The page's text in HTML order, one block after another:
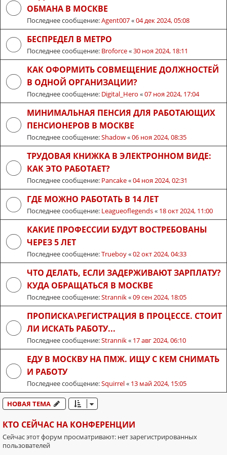
ОБМАНА В МОСКВЕ
Последнее сообщение:Agent007«04 дек 2024, 05:08
БЕСПРЕДЕЛ В МЕТРО
Последнее сообщение: Broforce«30 ноя 2024, 18:11
КАК ОФОРМИТЬ СОВМЕЩЕНИЕ ДОЛЖНОСТЕЙ
В ОДНОЙ ОРГАНИЗАЦИИ?
Последнее сообщение: Digital_Hero «07 ноя 2024, 17:04
МИНИМАЛЬНАЯ ПЕНСИЯ ДЛЯ РАБОТАЮЩИХ
ПЕНСИОНЕРОВ В МОСКВЕ
Последнее сообщение:Shadow«06 ноя 2024, 08:35
ТРУДОВАЯ КНИЖКА В ЭЛЕКТРОННОМ ВИДЕ:
КАК ЭТО РАБОТАЕТ?
Последнее сообщение: Pancake«04 ноя 2024, 02:31
ГДЕ МОЖНО РАБОТАТЬ В 14 ЛЕТ
Последнее сообщение: Leagueoflegends« 18 окт 2024, 11:00
КАКИЕ ПРОФЕССИИ БУДУТ ВОСТРЕБОВАНЫ
ЧЕРЕЗ 5 ЛЕТ
Последнее сообщение:Trueboy«02 окт 2024, 04:33
ЧТО ДЕЛАТЬ, ЕСЛИ ЗАДЕРЖИВАЮТ ЗАРПЛАТУ?
КУДА ОБРАЩАТЬСЯ В МОСКВЕ
Последнее сообщение:Strannik«09 сен 2024, 18:05
ПРОПИСКА\РЕГИСТРАЦИЯ В ПРОЦЕССЕ. СТОИТ
ЛИ ИСКАТЬ РАБОТУ...
Последнее сообщение:Strannik« 17 авг 2024, 06:10
ЕДУ В МОСКВУ НА ПМЖ. ИЩУ С КЕМ СНИМАТЬ
И РАБОТУ
Последнее сообщение:Squirrel« 13 май 2024, 15:05
НОВАЯ ТЕМА
КТО СЕЙЧАС НА КОНФЕРЕНЦИИ
Сейчас этот форум просматривают: нет зарегистрированных
пользователей